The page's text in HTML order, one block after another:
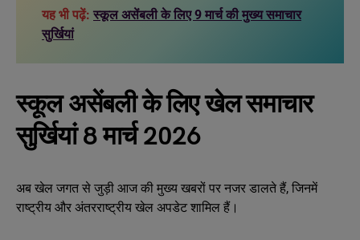
यह भी पढ़ें: स्कूल असेंबली के लिए 9 मार्च की मुख्य समाचार
सुर्खियां
स्कूल असेंबली के लिए खेल समाचार
सुर्खियां 8 मार्च 2026
अब खेल जगत से जुड़ी आज की मुख्य खबरों पर नजर डालते हैं, जिनमें
राष्ट्रीय और अंतरराष्ट्रीय खेल अपडेट शामिल हैं।